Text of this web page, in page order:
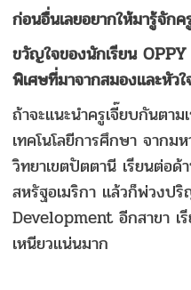
ก่อนอื่นเลยอยากให้มารู้จัก
ขวัญใจของนักเรียน
พิเศษที่มาจากสมองและหัวใ
ถ้าจะแนะนำครูเจี๊ยบกันตาม
เทคโนโลยีการศึกษา จากม
วิทยาเขตปัตตานี เรียนต่อ
สหรัฐอเมริกา แล้วก็พ่วง
Development อีกสาขา เ
เหนียวแน่นมาก